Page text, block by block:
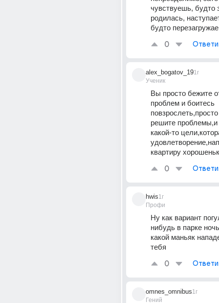
чувствуешь, будто
родилась,
будто
0
alex_bogatov_19
Ученик
1г
Вы просто бежите
проблем и боитесь
решите проблемы,и
какой-то
квартиру
0
hwis
Профи
1г
Ну как вариант
нибудь в парке
какой маньяк
тебя
0
omnes_omnibus
Гений
1г